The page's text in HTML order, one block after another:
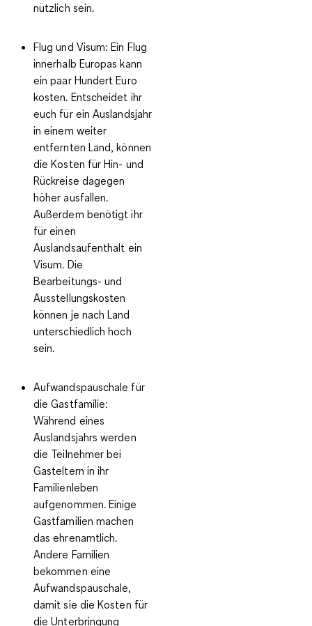
nützlich sein.
Flug und Visum:Ein Flug
innerhalb Europas kann
ein paar Hundert Euro
kosten. Entscheidet ihr
euch für ein Auslandsjahr
in einem weiter
entfernten Land, können
die Kosten für Hin- und
Rückreise dagegen
höher ausfallen.
Außerdem benötigt ihr
für einen
Auslandsaufenthalt ein
Visum. Die
Bearbeitungs- und
Ausstellungskosten
können je nach Land
unterschiedlich hoch
sein.
Aufwandspauschale für
die Gastfamilie:
Während eines
Auslandsjahrs werden
die Teilnehmer bei
Gasteltern in ihr
Familienleben
aufgenommen. Einige
Gastfamilien machen
das ehrenamtlich.
Andere Familien
bekommen eine
Aufwandspauschale,
damit sie die Kosten für
die Unterbringung